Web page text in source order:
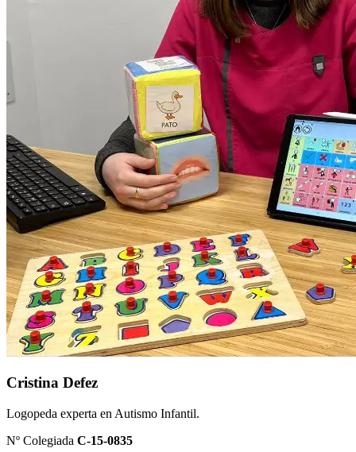
Cristina Defez
Logopeda experta en Autismo Infantil.
Nº Colegiada C-15-0835